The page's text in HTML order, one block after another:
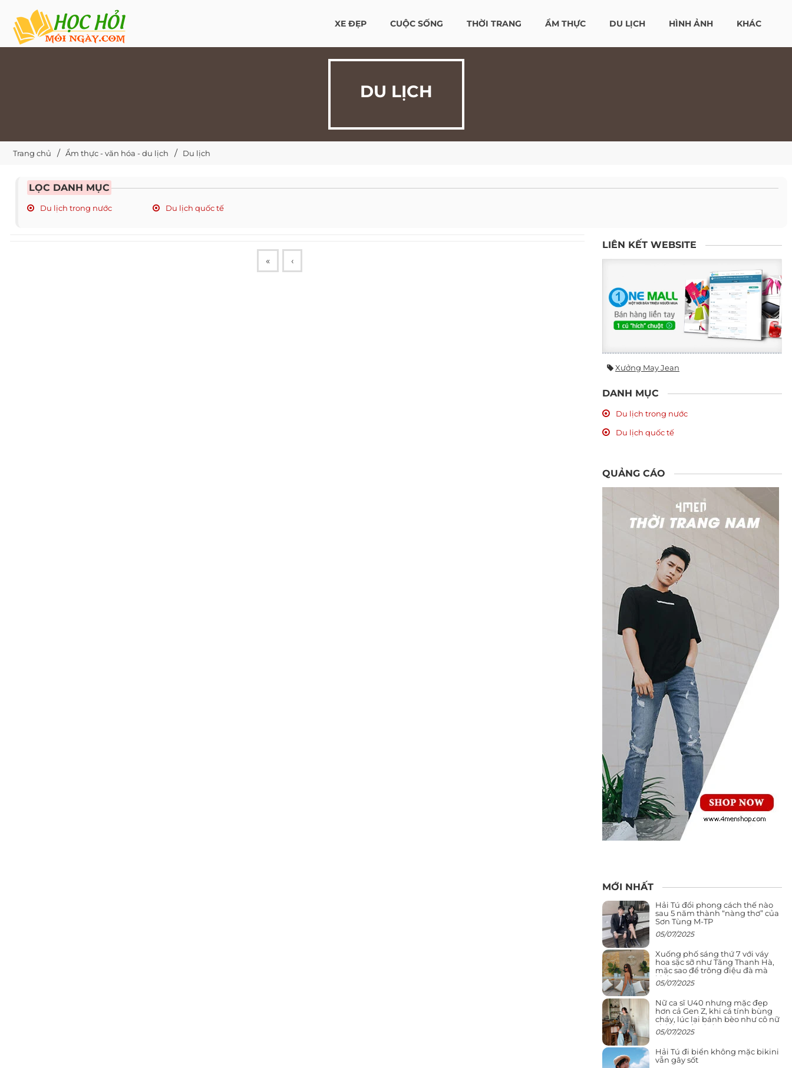
XE ĐẸP CUỘC SỐNG THỜI TRANG ẨM THỰC DU LỊCH HÌNH ẢNH KHÁC
DU LỊCH
Trang chủ Ẩm thực - văn hóa - du lịch Du lịch
LỌC DANH MỤC
Du lịch trong nước Du lịch quốc tế
« ‹
LIÊN KẾT WEBSITE
Xưởng May Jean
DANH MỤC
Du lịch trong nước
Du lịch quốc tế
QUẢNG CÁO
MỚI NHẤT
Hải Tú đổi phong cách thế nào
sau 5 năm thành “nàng thơ” của
Sơn Tùng M-TP
05/07/2025
Xuống phố sáng thứ 7 với váy
hoa sặc sỡ như Tăng Thanh Hà,
mặc sao để trông điệu đà mà
không sến
05/07/2025
Nữ ca sĩ U40 nhưng mặc đẹp
hơn cả Gen Z, khi cá tính bùng
cháy, lúc lại bánh bèo như cô nữ
chính ngôn tình
05/07/2025
Hải Tú đi biển không mặc bikini
vẫn gây sốt